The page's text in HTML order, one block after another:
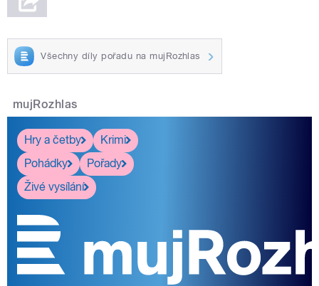
Všechny díly pořadu na mujRozhlas
mujRozhlas
Hry a četby
Krimi
Pohádky
Pořady
Živé vysílání